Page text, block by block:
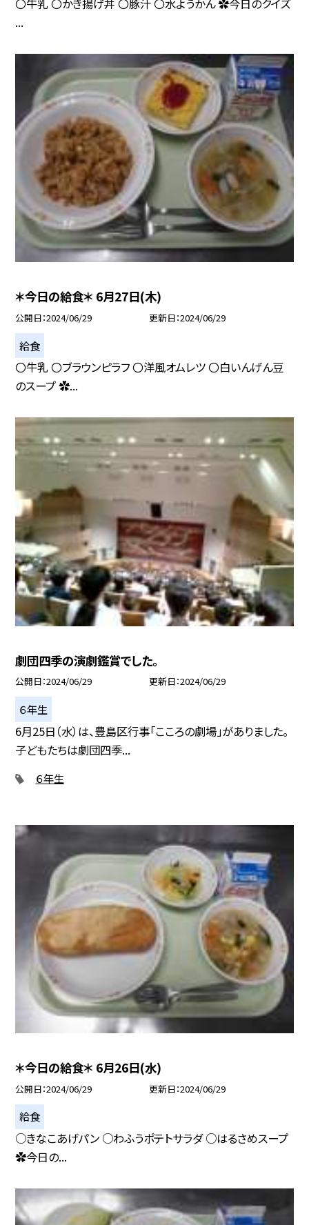
〇牛乳 〇かき揚げ丼 〇豚汁 〇水ようかん ✿今日のクイズ
...
＊今日の給食＊ 6月27日(木)
公開日 2024/06/29 更新日 2024/06/29
給食
〇牛乳 〇ブラウンピラフ 〇洋風オムレツ 〇白いんげん豆
のスープ ✿...
劇団四季の演劇鑑賞でした。
公開日 2024/06/29 更新日 2024/06/29
６年生
6月25日（水）は、豊島区行事「こころの劇場」がありました。
子どもたちは劇団四季...
６年生
＊今日の給食＊ 6月26日(水)
公開日 2024/06/29 更新日 2024/06/29
給食
○きなこあげパン ○わふうポテトサラダ ○はるさめスープ
✿今日の...